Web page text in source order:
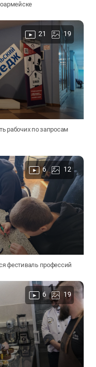
21 19
рабочих по запросам
6 12
фестиваль профессий
6 19